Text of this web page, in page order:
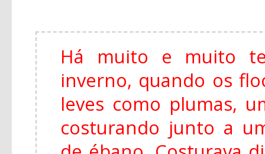
Há muito e muito
inverno, quando os
leves como plumas,
costurando junto a